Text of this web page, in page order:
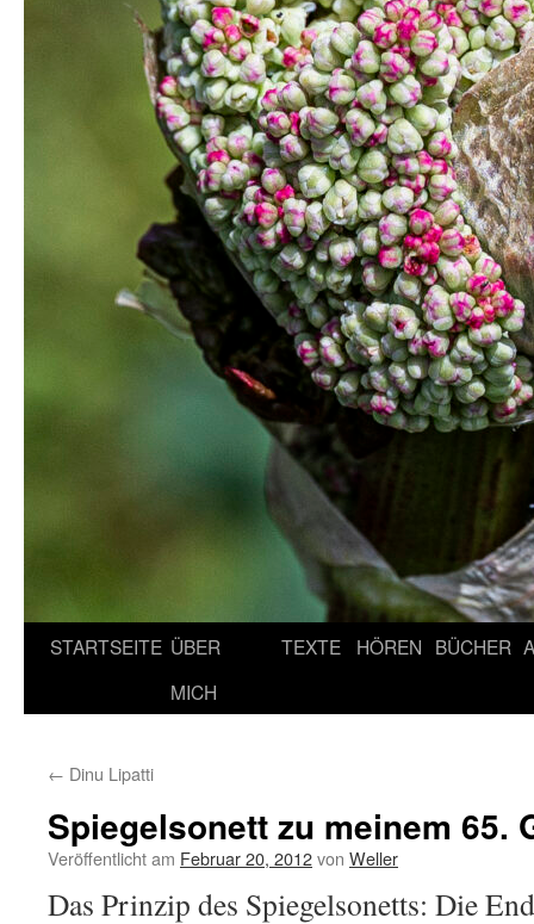
STARTSEITE ÜBER
MICH
TEXTE HÖREN BÜCHER
← Dinu Lipatti
Spiegelsonett zu meinem 65.
Veröffentlicht am Februar 20, 2012von Weller
Das Prinzip des Spiegelsonetts: Die